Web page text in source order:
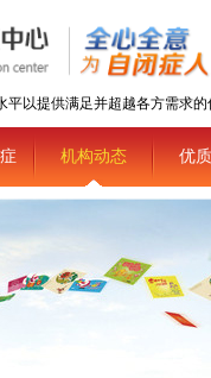
以提供满足并超越各方需求的
机构动态 优